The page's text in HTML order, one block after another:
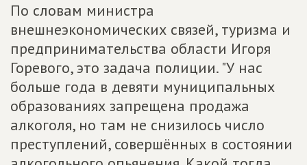
По словам министра
внешнеэкономических связей, туризма и
предпринимательства области Игоря
Горевого, это задача полиции. "У нас
больше года в девяти муниципальных
образованиях запрещена продажа
алкоголя, но там не снизилось число
преступлений, совершённых в состоянии